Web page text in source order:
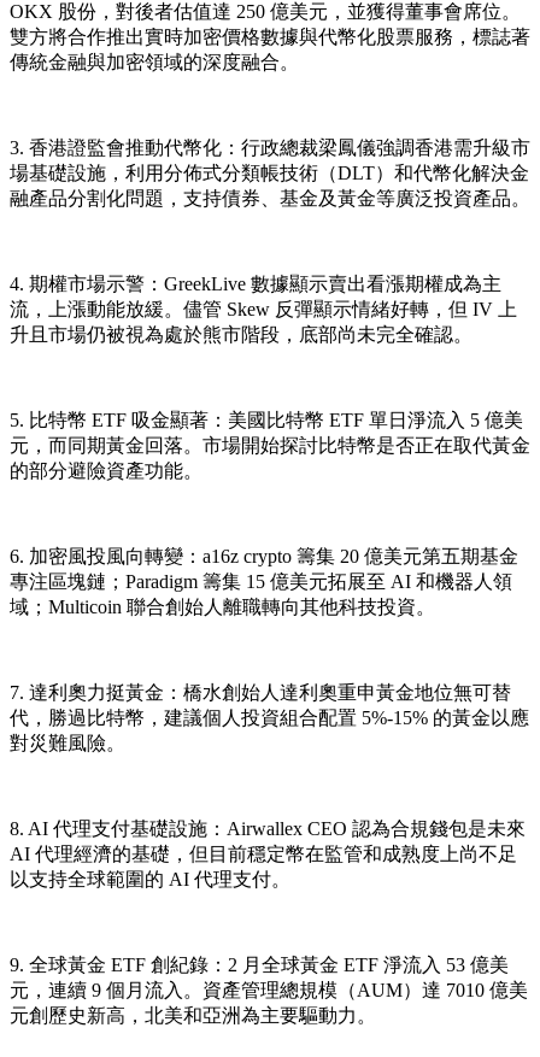
OKX 股份，對後者估值達 250 億美元，並獲得董事會席位。
雙方將合作推出實時加密價格數據與代幣化股票服務，標誌著
傳統金融與加密領域的深度融合。
3. 香港證監會推動代幣化 ：行政總裁梁鳳儀強調香港需升級市
場基礎設施，利用分佈式分類帳技術（DLT）和代幣化解決金
融產品分割化問題，支持債券、基金及黃金等廣泛投資產品。
4. 期權市場示警 ：GreekLive 數據顯示賣出看漲期權成為主
流，上漲動能放緩。儘管 Skew 反彈顯示情緒好轉，但 IV 上
升且市場仍被視為處於熊市階段，底部尚未完全確認。
5. 比特幣 ETF 吸金顯著 ：美國比特幣 ETF 單日淨流入 5 億美
元，而同期黃金回落。市場開始探討比特幣是否正在取代黃金
的部分避險資產功能。
6. 加密風投風向轉變 ：a16z crypto 籌集 20 億美元第五期基金
專注區塊鏈；Paradigm 籌集 15 億美元拓展至 AI 和機器人領
域；Multicoin 聯合創始人離職轉向其他科技投資。
7. 達利奧力挺黃金 ：橋水創始人達利奧重申黃金地位無可替
代，勝過比特幣，建議個人投資組合配置 5%-15% 的黃金以應
對災難風險。
8. AI 代理支付基礎設施 ：Airwallex CEO 認為合規錢包是未來
AI 代理經濟的基礎，但目前穩定幣在監管和成熟度上尚不足
以支持全球範圍的 AI 代理支付。
9. 全球黃金 ETF 創紀錄 ：2 月全球黃金 ETF 淨流入 53 億美
元，連續 9 個月流入。資產管理總規模（AUM）達 7010 億美
元創歷史新高，北美和亞洲為主要驅動力。